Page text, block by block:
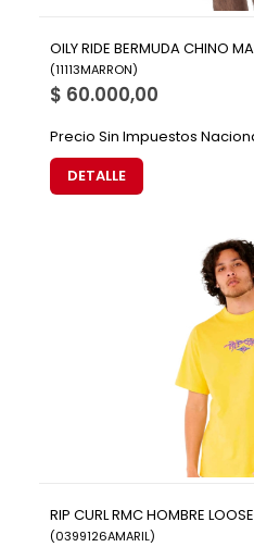
OILY RIDE BERMUDA CHINO
(11113MARRON)
$ 60.000,00
Precio Sin Impuestos
DETALLE
RIP CURL RMC HOMBRE
(0399126AMARIL)